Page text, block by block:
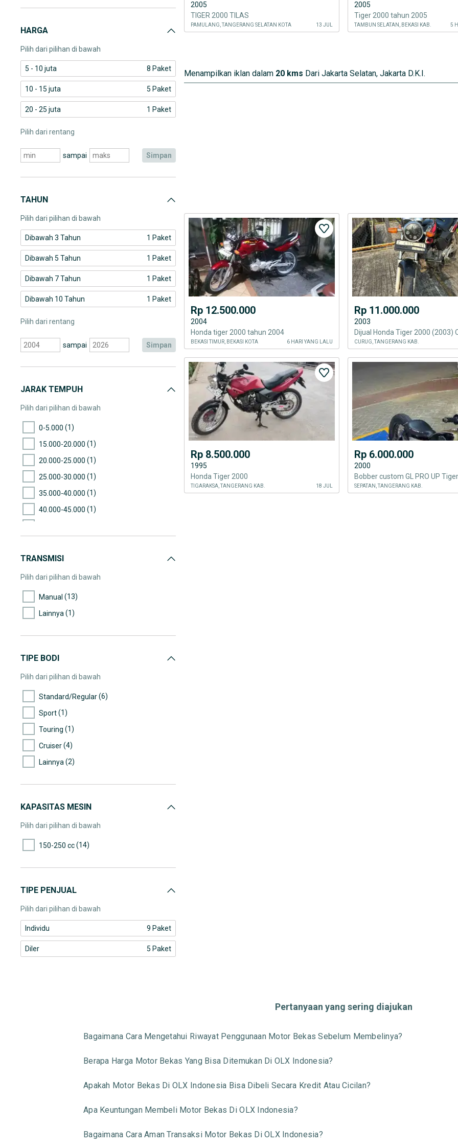
HARGA
Pilih dari pilihan di bawah
5 - 10 juta 8 Paket
10 - 15 juta 5 Paket
20 - 25 juta 1 Paket
Pilih dari rentang
sampai simpan
TAHUN
Pilih dari pilihan di bawah
Dibawah 3 Tahun 1 Paket
Dibawah 5 Tahun 1 Paket
Dibawah 7 Tahun 1 Paket
Dibawah 10 Tahun 1 Paket
Pilih dari rentang
sampai simpan
JARAK TEMPUH
Pilih dari pilihan di bawah
0-5.000 (1)
15.000-20.000 (1)
20.000-25.000 (1)
25.000-30.000 (1)
35.000-40.000 (1)
40.000-45.000 (1)
75.000-80.000
95.000-100.000(1)
100.000-105.000
170.000-175.000
TRANSMISI
Pilih dari pilihan di bawah
Manual (13)
Lainnya (1)
TIPE BODI
Pilih dari pilihan di bawah
Standard/Regular(6)
Sport(1)
Touring (1)
Cruiser(4)
Lainnya (2)
KAPASITAS MESIN
Pilih dari pilihan di bawah
150-250 cc(14)
TIPE PENJUAL
Pilih dari pilihan di bawah
Individu 9 Paket
Diler 5 Paket
2005
TIGER 2000 TILAS
PAMULANG, TANGERANG SELATAN KOTA 13 JUL
2005
Tiger 2000 tahun 2005
TAMBUN SELATAN, BEKASI KAB. 5
Menampilkan iklan dalam 20 kms Dari Jakarta Selatan, Jakarta D.K.I.
Rp 12.500.000
2004
Honda tiger 2000 tahun 2004
BEKASI TIMUR, BEKASI KOTA 6 HARI YANG LALU
Rp 11.000.000
2003
CURUG, TANGERANG KAB.
Rp 8.500.000
1995
Honda Tiger 2000
TIGARAKSA, TANGERANG KAB. 18 JUL
Rp 6.000.000
2000
Bobber custom GL PRO UP Tiger
SEPATAN, TANGERANG KAB.
Pertanyaan yang sering diajukan
Bagaimana Cara Mengetahui Riwayat Penggunaan Motor Bekas Sebelum Membelinya?
Berapa Harga Motor Bekas Yang Bisa Ditemukan Di OLX Indonesia?
Apakah Motor Bekas Di OLX Indonesia Bisa Dibeli Secara Kredit Atau Cicilan?
Apa Keuntungan Membeli Motor Bekas Di OLX Indonesia?
Bagaimana Cara Aman Transaksi Motor Bekas Di OLX Indonesia?